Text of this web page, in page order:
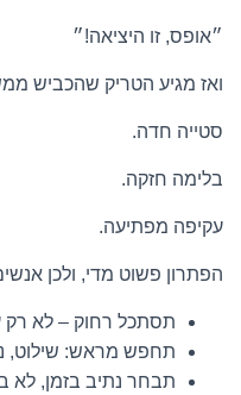
״אופס, זו היציאה!״
ואז מגיע הטריק שהכביש
סטייה חדה.
בלימה חזקה.
עקיפה מפתיעה.
הפתרון פשוט מדי, ולכן
תסתכל רחוק – לא רק
תחפש מראש: שילוט,
תבחר נתיב בזמן, לא